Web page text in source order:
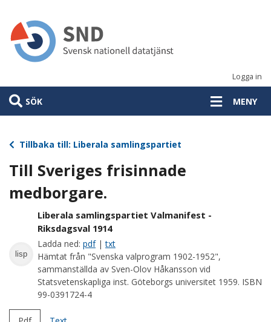
huvudinnehåll
Logga in
SÖK MENY
Tillbaka till: Liberala samlingspartiet
Till Sveriges frisinnade
medborgare.
lisp
Liberala samlingspartiet Valmanifest -
Riksdagsval 1914
Ladda ned: pdf|txt
Hämtat från "Svenska valprogram 1902-1952",
sammanställda av Sven-Olov Håkansson vid
Statsvetenskapliga inst. Göteborgs universitet 1959. ISBN
99-0391724-4